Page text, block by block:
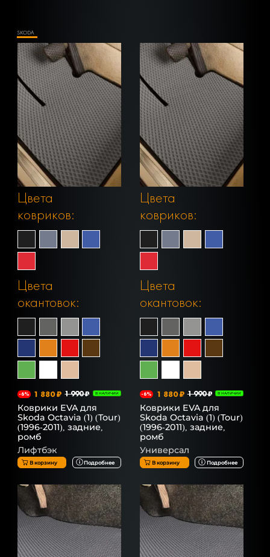
SKODA
Цвета
ковриков:
Цвета
окантовок:
-6% 1 880 ₽ 1 990 ₽ В НАЛИЧИИ
Коврики EVA для
Skoda Octavia (1) (Tour)
(1996-2011), задние,
ромб
Лифтбэк
В корзину Подробнее
Цвета
ковриков:
Цвета
окантовок:
-6% 1 880 ₽ 1 990 ₽ В НАЛИЧИИ
Коврики EVA для
Skoda Octavia (1) (Tour)
(1996-2011), задние,
ромб
Универсал
В корзину Подробнее